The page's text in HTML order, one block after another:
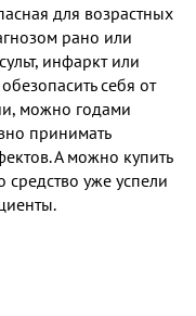
для возрастных
рано или
инфаркт или
себя от
можно годами
принимать
А можно купить
уже успели